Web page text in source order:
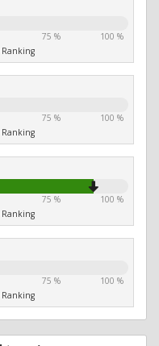
75 %
100 %
Ranking
75 %
100 %
Ranking
75 %
100 %
Ranking
75 %
100 %
Ranking